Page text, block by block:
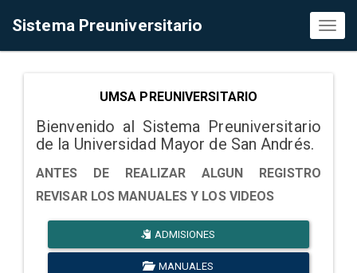
Sistema Preuniversitario
UMSA PREUNIVERSITARIO
Bienvenido al Sistema Preuniversitario
de la Universidad Mayor de San Andrés.
ANTES DE REALIZAR ALGUN REGISTRO
REVISAR LOS MANUALES Y LOS VIDEOS
ADMISIONES
MANUALES